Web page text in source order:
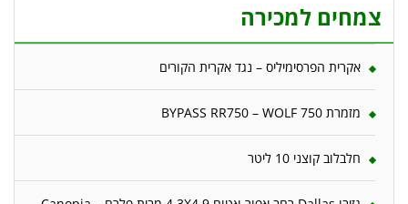
צמחים למכירה
אקרית הפרסימיליס – נגד אקרית הקורים
מזמרת 750 BYPASS RR750 – WOLF
חלבלוב קוצני 10 ליטר